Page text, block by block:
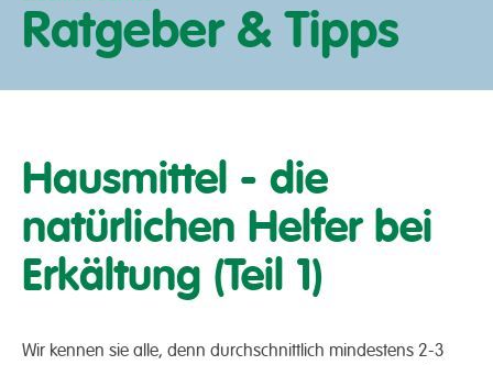
Ratgeber & Tipps
Hausmittel - die
natürlichen Helfer bei
Erkältung (Teil 1)
Wir kennen sie alle, denn durch­schnittlich mindestens 2-3